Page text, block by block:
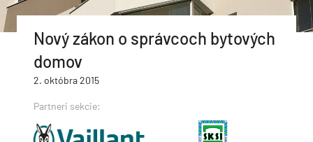
Nový zákon o správcoch bytových
domov
2. októbra 2015
Partneri sekcie: